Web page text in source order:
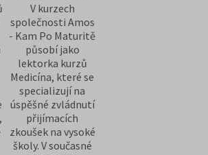
V kurzech
společnosti Amos
- Kam Po Maturitě
působí jako
lektorka kurzů
Medicína, které se
specializují na
úspěšné zvládnutí
přijímacích
zkoušek na vysoké
školy. V současné